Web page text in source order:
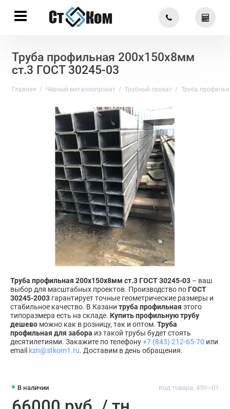
Труба профильная 200х150х8мм
ст.3 ГОСТ 30245-03
Главная Чёрный металлопрокат Трубный прокат Труба
В наличии Код товара: 459~01
Труба профильная 200х150х8мм ст.3 ГОСТ 30245-03 – ваш
выбор для масштабных проектов. Производство по ГОСТ
30245-2003 гарантирует точные геометрические размеры и
стабильное качество. В Казани труба профильная этого
типоразмера есть на складе. Купить профильную трубу
дешево можно как в розницу, так и оптом. Труба
профильная для забора из такой трубы будет стоять
десятилетиями. Закажите по телефону+7 (843) 212-65-70 или
email kzn@stkom1.ru. Доставим в день обращения.